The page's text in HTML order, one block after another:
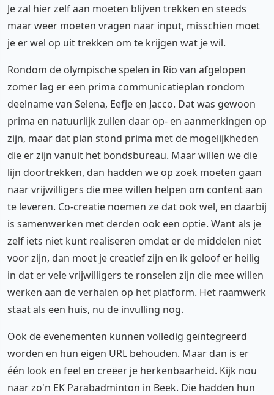
Je zal hier zelf aan moeten blijven trekken en steeds
maar weer moeten vragen naar input, misschien moet
je er wel op uit trekken om te krijgen wat je wil.
Rondom de olympische spelen in Rio van afgelopen
zomer lag er een prima communicatieplan rondom
deelname van Selena, Eefje en Jacco. Dat was gewoon
prima en natuurlijk zullen daar op- en aanmerkingen op
zijn, maar dat plan stond prima met de mogelijkheden
die er zijn vanuit het bondsbureau. Maar willen we die
lijn doortrekken, dan hadden we op zoek moeten gaan
naar vrijwilligers die mee willen helpen om content aan
te leveren. Co-creatie noemen ze dat ook wel, en daarbij
is samenwerken met derden ook een optie. Want als je
zelf iets niet kunt realiseren omdat er de middelen niet
voor zijn, dan moet je creatief zijn en ik geloof er heilig
in dat er vele vrijwilligers te ronselen zijn die mee willen
werken aan de verhalen op het platform. Het raamwerk
staat als een huis, nu de invulling nog.
Ook de evenementen kunnen volledig geïntegreerd
worden en hun eigen URL behouden. Maar dan is er
één look en feel en creëer je herkenbaarheid. Kijk nou
naar zo'n EK Parabadminton in Beek. Die hadden hun